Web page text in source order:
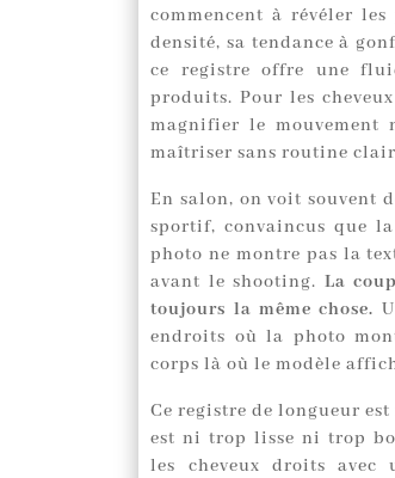
commencent à révéler
densité, sa tendance à
ce registre offre une
produits. Pour les
magnifier le mouvement
maîtriser sans routine
En salon, on voit souvent
sportif, convaincus que
photo ne montre pas la
avant le shooting. La
toujours la même chose.
endroits où la photo
corps là où le modèle
Ce registre de longueur
est ni trop lisse ni trop
les cheveux droits